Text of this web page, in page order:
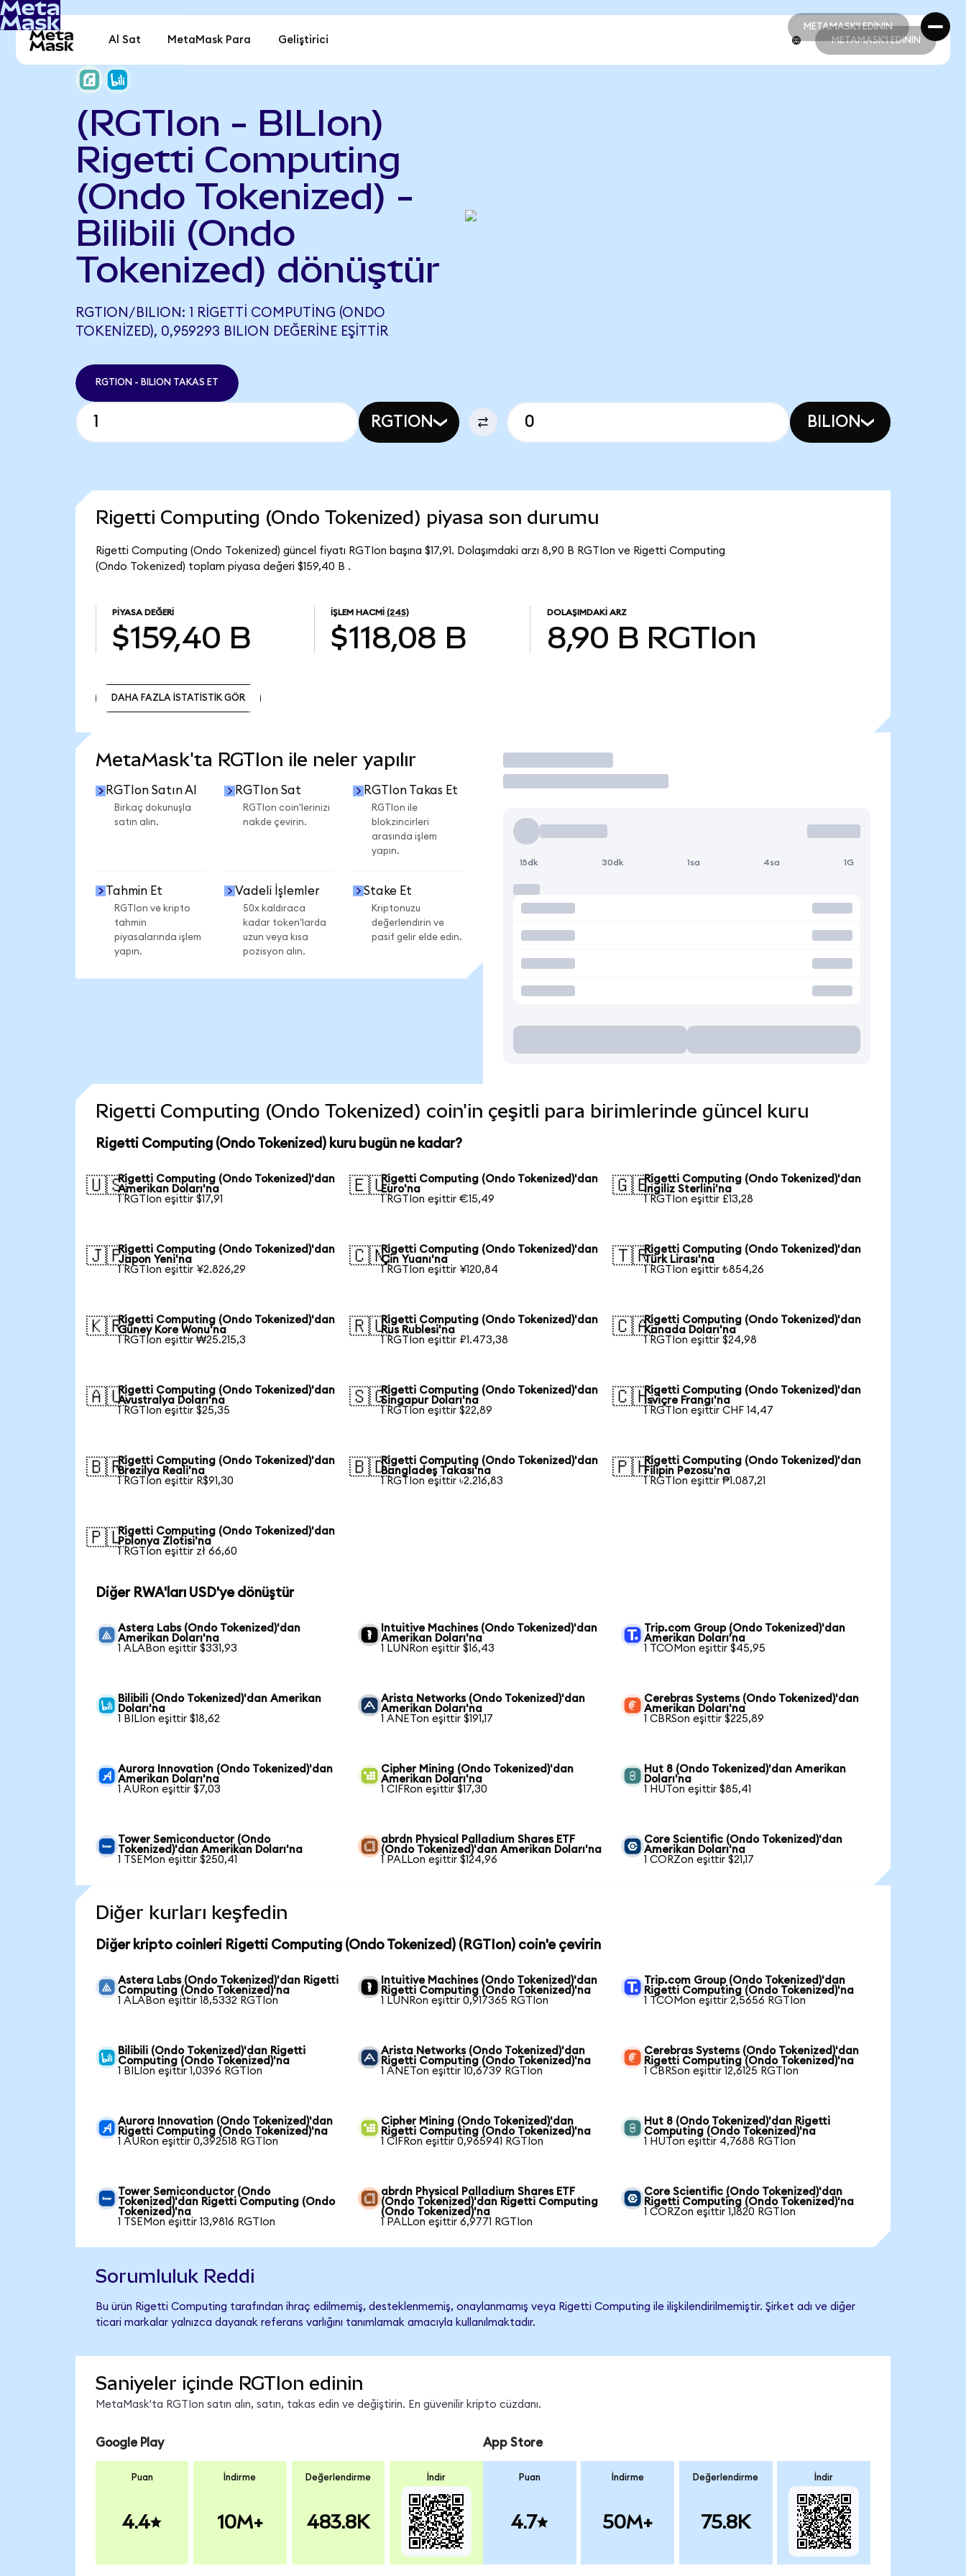
METAMASK'I EDİNİN
METAMASK'I EDİNİN
Al Sat MetaMask Para Geliştirici METAMASK'I EDİNİN
(RGTIon - BILIon)
Rigetti Computing
(Ondo Tokenized) -
Bilibili (Ondo
Tokenized) dönüştür
RGTION/BILION: 1 RIGETTI COMPUTING (ONDO
TOKENIZED), 0,959293 BILION DEĞERINE EŞITTIR
RGTION - BILION TAKAS ET
RGTION BILION
Rigetti Computing (Ondo Tokenized) piyasa son durumu
Rigetti Computing (Ondo Tokenized) güncel fiyatı RGTIon başına $17,91. Dolaşımdaki arzı 8,90 B RGTIon ve Rigetti Computing
(Ondo Tokenized) toplam piyasa değeri $159,40 B .
PIYASA DEĞERI
$159,40 B
İŞLEM HACMI (24S)
$118,08 B
DOLAŞIMDAKI ARZ
8,90 B RGTIon
DAHA FAZLA İSTATİSTİK GÖR
MetaMask'ta RGTIon ile neler yapılır
RGTIon Satın Al
Birkaç dokunuşla
satın alın.
RGTIon Sat
RGTIon coin'lerinizi
nakde çevirin.
RGTIon Takas Et
RGTIon ile
blokzincirleri
arasında işlem
yapın.
Tahmin Et
RGTIon ve kripto
tahmin
piyasalarında işlem
yapın.
Vadeli İşlemler
50x kaldıraca
kadar token'larda
uzun veya kısa
pozisyon alın.
Stake Et
Kriptonuzu
değerlendirin ve
pasif gelir elde edin.
İşlem Yap
15dk 30dk 1sa 4sa 1G
Rigetti Computing (Ondo Tokenized) coin'in çeşitli para birimlerinde güncel kuru
Rigetti Computing (Ondo Tokenized) kuru bugün ne kadar?
🇺🇸Rigetti Computing (Ondo Tokenized)'dan
Amerikan Doları'na
1 RGTIon eşittir $17,91
🇪🇺Rigetti Computing (Ondo Tokenized)'dan
Euro'na
1 RGTIon eşittir €15,49
🇬🇧Rigetti Computing (Ondo Tokenized)'dan
İngiliz Sterlini'na
1 RGTIon eşittir £13,28
🇯🇵Rigetti Computing (Ondo Tokenized)'dan
Japon Yeni'na
1 RGTIon eşittir ¥2.826,29
🇨🇳Rigetti Computing (Ondo Tokenized)'dan
Çin Yuanı'na
1 RGTIon eşittir ¥120,84
🇹🇷Rigetti Computing (Ondo Tokenized)'dan
Türk Lirası'na
1 RGTIon eşittir ₺854,26
🇰🇷Rigetti Computing (Ondo Tokenized)'dan
Güney Kore Wonu'na
1 RGTIon eşittir ₩25.215,3
🇷🇺Rigetti Computing (Ondo Tokenized)'dan
Rus Rublesi'na
1 RGTIon eşittir ₽1.473,38
🇨🇦Rigetti Computing (Ondo Tokenized)'dan
Kanada Doları'na
1 RGTIon eşittir $24,98
🇦🇺Rigetti Computing (Ondo Tokenized)'dan
Avustralya Doları'na
1 RGTIon eşittir $25,35
🇸🇬Rigetti Computing (Ondo Tokenized)'dan
Singapur Doları'na
1 RGTIon eşittir $22,89
🇨🇭Rigetti Computing (Ondo Tokenized)'dan
İsviçre Frangı'na
1 RGTIon eşittir CHF 14,47
🇧🇷Rigetti Computing (Ondo Tokenized)'dan
Brezilya Reali'na
1 RGTIon eşittir R$91,30
🇧🇩Rigetti Computing (Ondo Tokenized)'dan
Bangladeş Takası'na
1 RGTIon eşittir ৳2.216,83
🇵🇭Rigetti Computing (Ondo Tokenized)'dan
Filipin Pezosu'na
1 RGTIon eşittir ₱1.087,21
🇵🇱Rigetti Computing (Ondo Tokenized)'dan
Polonya Zlotisi'na
1 RGTIon eşittir zł 66,60
Diğer RWA'ları USD'ye dönüştür
Astera Labs (Ondo Tokenized)'dan
Amerikan Doları'na
1 ALABon eşittir $331,93
Intuitive Machines (Ondo Tokenized)'dan
Amerikan Doları'na
1 LUNRon eşittir $16,43
Trip.com Group (Ondo Tokenized)'dan
Amerikan Doları'na
1 TCOMon eşittir $45,95
Bilibili (Ondo Tokenized)'dan Amerikan
Doları'na
1 BILIon eşittir $18,62
Arista Networks (Ondo Tokenized)'dan
Amerikan Doları'na
1 ANETon eşittir $191,17
Cerebras Systems (Ondo Tokenized)'dan
Amerikan Doları'na
1 CBRSon eşittir $225,89
Aurora Innovation (Ondo Tokenized)'dan
Amerikan Doları'na
1 AURon eşittir $7,03
Cipher Mining (Ondo Tokenized)'dan
Amerikan Doları'na
1 CIFRon eşittir $17,30
Hut 8 (Ondo Tokenized)'dan Amerikan
Doları'na
1 HUTon eşittir $85,41
Tower Semiconductor (Ondo
Tokenized)'dan Amerikan Doları'na
1 TSEMon eşittir $250,41
abrdn Physical Palladium Shares ETF
(Ondo Tokenized)'dan Amerikan Doları'na
1 PALLon eşittir $124,96
Core Scientific (Ondo Tokenized)'dan
Amerikan Doları'na
1 CORZon eşittir $21,17
Diğer kurları keşfedin
Diğer kripto coinleri Rigetti Computing (Ondo Tokenized) (RGTIon) coin'e çevirin
Astera Labs (Ondo Tokenized)'dan Rigetti
Computing (Ondo Tokenized)'na
1 ALABon eşittir 18,5332 RGTIon
Intuitive Machines (Ondo Tokenized)'dan
Rigetti Computing (Ondo Tokenized)'na
1 LUNRon eşittir 0,917365 RGTIon
Trip.com Group (Ondo Tokenized)'dan
Rigetti Computing (Ondo Tokenized)'na
1 TCOMon eşittir 2,5656 RGTIon
Bilibili (Ondo Tokenized)'dan Rigetti
Computing (Ondo Tokenized)'na
1 BILIon eşittir 1,0396 RGTIon
Arista Networks (Ondo Tokenized)'dan
Rigetti Computing (Ondo Tokenized)'na
1 ANETon eşittir 10,6739 RGTIon
Cerebras Systems (Ondo Tokenized)'dan
Rigetti Computing (Ondo Tokenized)'na
1 CBRSon eşittir 12,6125 RGTIon
Aurora Innovation (Ondo Tokenized)'dan
Rigetti Computing (Ondo Tokenized)'na
1 AURon eşittir 0,392518 RGTIon
Cipher Mining (Ondo Tokenized)'dan
Rigetti Computing (Ondo Tokenized)'na
1 CIFRon eşittir 0,965941 RGTIon
Hut 8 (Ondo Tokenized)'dan Rigetti
Computing (Ondo Tokenized)'na
1 HUTon eşittir 4,7688 RGTIon
Tower Semiconductor (Ondo
Tokenized)'dan Rigetti Computing (Ondo
Tokenized)'na
1 TSEMon eşittir 13,9816 RGTIon
abrdn Physical Palladium Shares ETF
(Ondo Tokenized)'dan Rigetti Computing
(Ondo Tokenized)'na
1 PALLon eşittir 6,9771 RGTIon
Core Scientific (Ondo Tokenized)'dan
Rigetti Computing (Ondo Tokenized)'na
1 CORZon eşittir 1,1820 RGTIon
Sorumluluk Reddi
Bu ürün Rigetti Computing tarafından ihraç edilmemiş, desteklenmemiş, onaylanmamış veya Rigetti Computing ile ilişkilendirilmemiştir. Şirket adı ve diğer
ticari markalar yalnızca dayanak referans varlığını tanımlamak amacıyla kullanılmaktadır.
Saniyeler içinde RGTIon edinin
MetaMask'ta RGTIon satın alın, satın, takas edin ve değiştirin. En güvenilir kripto cüzdanı.
Google Play
Puan
4.4
İndirme
10M+
Değerlendirme
483.8K
İndir
App Store
Puan
4.7
İndirme
50M+
Değerlendirme
75.8K
İndir